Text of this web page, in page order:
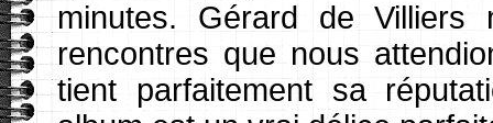
minutes. Gérard de Villiers
rencontres que nous
tient parfaitement sa